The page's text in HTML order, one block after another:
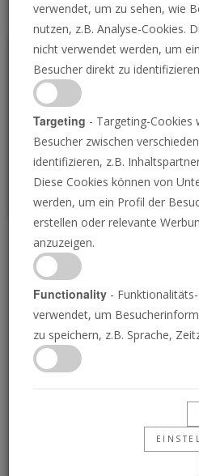
Der
November
08.11.2024 • 4 Minuten
Die Posaune liefert die
morgen, heute!
Frühere
verwendet, um zu sehen, wie
nutzen, z.B. Analyse-Cookies.
nicht verwendet werden, um
Besucher direkt zu
Targeting - Targeting-Cookies
Besucher zwischen
identifizieren, z.B.
Diese Cookies können von
werden, um ein Profil der
erstellen oder relevante
anzuzeigen.
Functionality -
verwendet, um
zu speichern, z.B. Sprache,